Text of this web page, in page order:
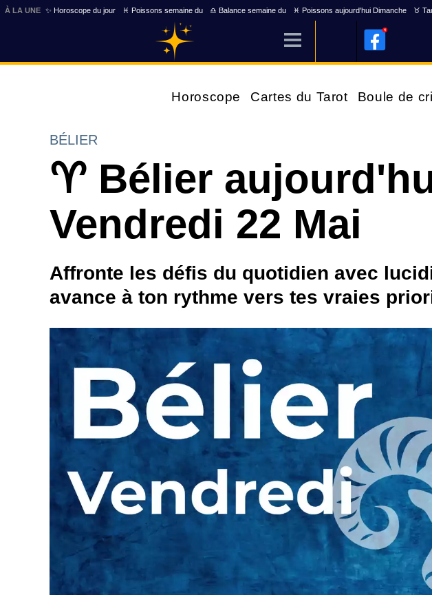
À LA UNE ✨ Horoscope du jour ♓ Poissons semaine du ♎ Balance semaine du ♓ Poissons aujourd'hui Dimanche ♉
Horoscope Cartes du Tarot Boule de
BÉLIER
♈ Bélier
Vendredi 22 Mai
Affronte les défis du quotidien avec
avance à ton rythme vers tes vraies